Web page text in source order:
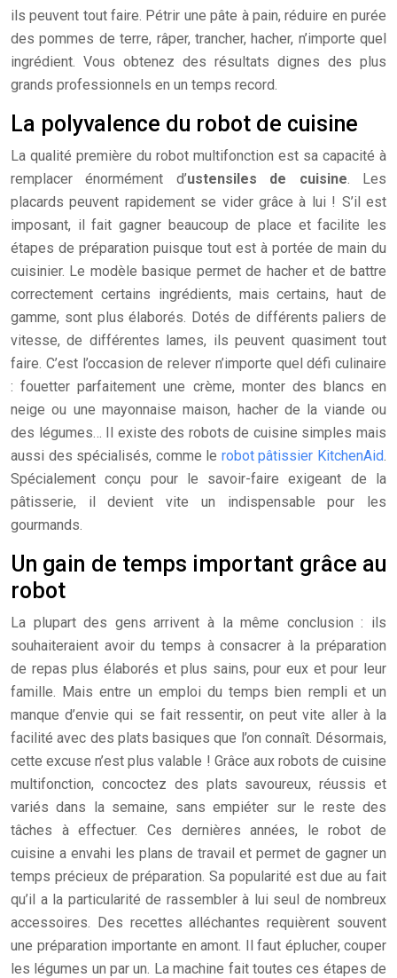
ils peuvent tout faire. Pétrir une pâte à pain, réduire en purée
des pommes de terre, râper, trancher, hacher, n’importe quel
ingrédient. Vous obtenez des résultats dignes des plus
grands professionnels en un temps record.
La polyvalence du robot de cuisine
La qualité première du robot multifonction est sa capacité à
remplacer énormément d’ustensiles de cuisine. Les
placards peuvent rapidement se vider grâce à lui ! S’il est
imposant, il fait gagner beaucoup de place et facilite les
étapes de préparation puisque tout est à portée de main du
cuisinier. Le modèle basique permet de hacher et de battre
correctement certains ingrédients, mais certains, haut de
gamme, sont plus élaborés. Dotés de différents paliers de
vitesse, de différentes lames, ils peuvent quasiment tout
faire. C’est l’occasion de relever n’importe quel défi culinaire
: fouetter parfaitement une crème, monter des blancs en
neige ou une mayonnaise maison, hacher de la viande ou
des légumes… Il existe des robots de cuisine simples mais
aussi des spécialisés, comme le robot pâtissier KitchenAid.
Spécialement conçu pour le savoir-faire exigeant de la
pâtisserie, il devient vite un indispensable pour les
gourmands.
Un gain de temps important grâce au
robot
La plupart des gens arrivent à la même conclusion : ils
souhaiteraient avoir du temps à consacrer à la préparation
de repas plus élaborés et plus sains, pour eux et pour leur
famille. Mais entre un emploi du temps bien rempli et un
manque d’envie qui se fait ressentir, on peut vite aller à la
facilité avec des plats basiques que l’on connaît. Désormais,
cette excuse n’est plus valable ! Grâce aux robots de cuisine
multifonction, concoctez des plats savoureux, réussis et
variés dans la semaine, sans empiéter sur le reste des
tâches à effectuer. Ces dernières années, le robot de
cuisine a envahi les plans de travail et permet de gagner un
temps précieux de préparation. Sa popularité est due au fait
qu’il a la particularité de rassembler à lui seul de nombreux
accessoires. Des recettes alléchantes requièrent souvent
une préparation importante en amont. Il faut éplucher, couper
les légumes un par un. La machine fait toutes ces étapes de